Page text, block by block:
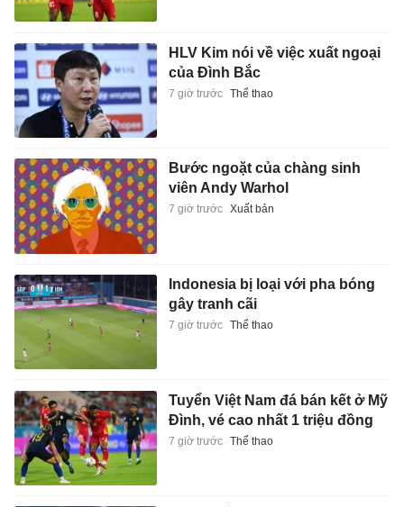
HLV Kim nói về việc xuất ngoại
của Đình Bắc
7 giờ trước Thể thao
Bước ngoặt của chàng sinh
viên Andy Warhol
7 giờ trước Xuất bản
Indonesia bị loại với pha bóng
gây tranh cãi
7 giờ trước Thể thao
Tuyển Việt Nam đá bán kết ở Mỹ
Đình, vé cao nhất 1 triệu đồng
7 giờ trước Thể thao